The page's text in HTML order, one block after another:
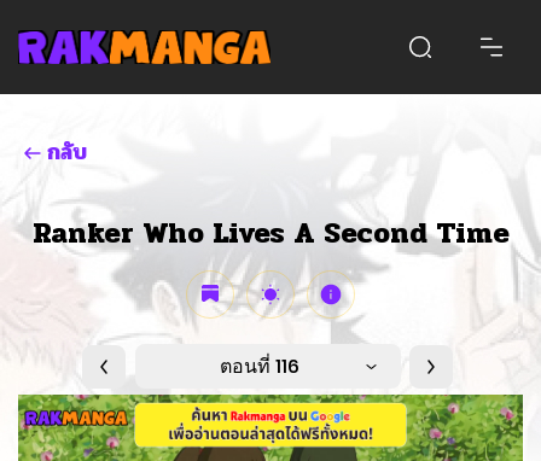
กลับ
Ranker Who Lives A Second Time
ตอนที่ 116